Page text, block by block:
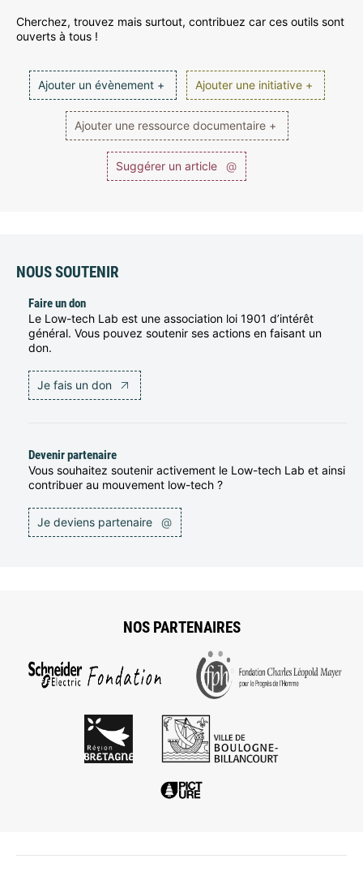
Cherchez, trouvez mais surtout, contribuez car ces outils sont
ouverts à tous !
Ajouter un évènement + Ajouter une initiative +
Ajouter une ressource documentaire +
Suggérer un article @
NOUS SOUTENIR
Faire un don
Le Low-tech Lab est une association loi 1901 d’intérêt
général. Vous pouvez soutenir ses actions en faisant un
don.
Je fais un don
Devenir partenaire
Vous souhaitez soutenir activement le Low-tech Lab et ainsi
contribuer au mouvement low-tech ?
Je deviens partenaire @
NOS PARTENAIRES